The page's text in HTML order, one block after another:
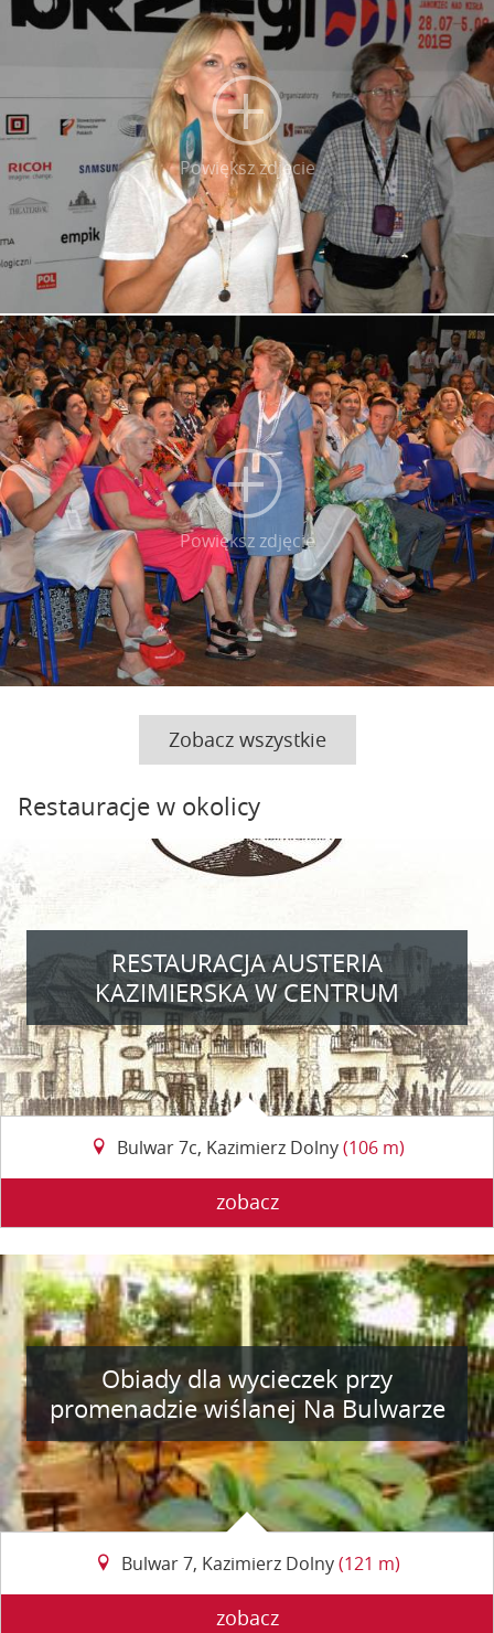
Powiększ zdjęcie
Powiększ zdjęcie
Zobacz wszystkie
Restauracje w okolicy
RESTAURACJA AUSTERIA
KAZIMIERSKA W CENTRUM
Bulwar 7c, Kazimierz Dolny(106 m)
zobacz
Obiady dla wycieczek przy
promenadzie wiślanej Na Bulwarze
Bulwar 7, Kazimierz Dolny(121 m)
zobacz